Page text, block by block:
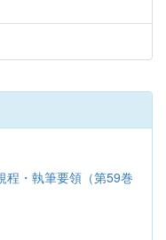
程・執筆要領（第59巻